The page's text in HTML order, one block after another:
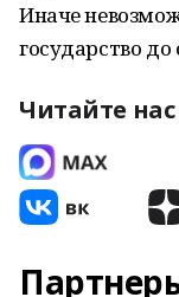
Иначе
государство до
Читайте нас